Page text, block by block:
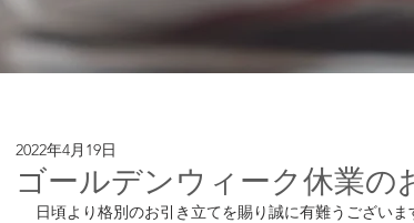
ゴールデンウィーク休業の
2022年4月19日
日頃より格別のお引き立てを賜り誠に有難うございま